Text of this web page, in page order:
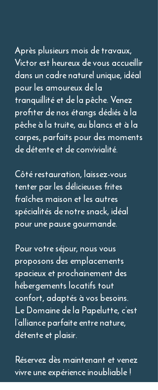
Après plusieurs mois de travaux,
Victorest heureux de vous accueillir
dans un cadre naturel unique, idéal
pour les amoureux de la
tranquillité et de la pêche. Venez
profiter de nos étangs dédiés à la
pêche à la truite, au blancs et à la
carpes, parfaits pour des moments
de détente et de convivialité.
Côté restauration, laissez-vous
tenter par les délicieuses frites
fraîches maison et les autres
spécialités de notre snack, idéal
pour une pause gourmande.
Pour votre séjour, nous vous
proposons des emplacements
spacieux et prochainement des
hébergements locatifs tout
confort, adaptés à vos besoins.
Le Domaine de la Papelutte, c’est
l’alliance parfaite entre nature,
détente et plaisir.
Réservez dès maintenant et venez
vivre une expérience inoubliable !